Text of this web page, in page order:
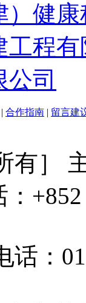
）健
工程
司
| 合作指南 | 留言建
有］
：